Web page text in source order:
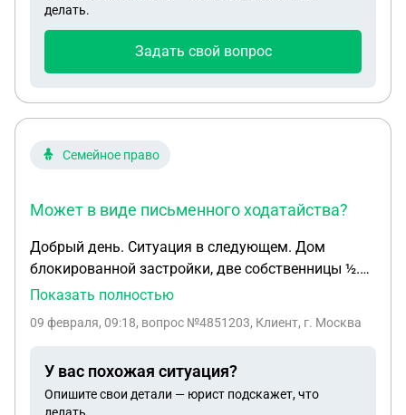
делать.
Задать свой вопрос
Семейное право
Может в виде письменного ходатайства?
Добрый день. Ситуация в следующем. Дом
блокированной застройки, две собственницы ½.
Одна из собственников подала в суд, (раздел в
собственности о выделе в натуре своей доли. Из
Н, являюсь собственником. Собственником
остальной части дома является моя сестра,
Показать полностью
09 февраля, 09:18, вопрос №4851203, Клиент, г. Москва
У вас похожая ситуация?
Опишите свои детали — юрист подскажет, что